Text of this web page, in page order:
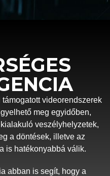
videorendszerek
meg egyidőben,
veszélyhelyzetek,
a döntések, illetve az
is hatékonyabbá válik.
abban is segít, hogy a